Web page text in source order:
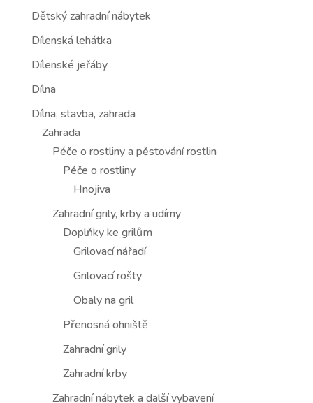
Dětský zahradní nábytek
Dílenská lehátka
Dílenské jeřáby
Dílna
Dílna, stavba, zahrada
Zahrada
Péče o rostliny a pěstování rostlin
Péče o rostliny
Hnojiva
Zahradní grily, krby a udírny
Doplňky ke grilům
Grilovací nářadí
Grilovací rošty
Obaly na gril
Přenosná ohniště
Zahradní grily
Zahradní krby
Zahradní nábytek a další vybavení